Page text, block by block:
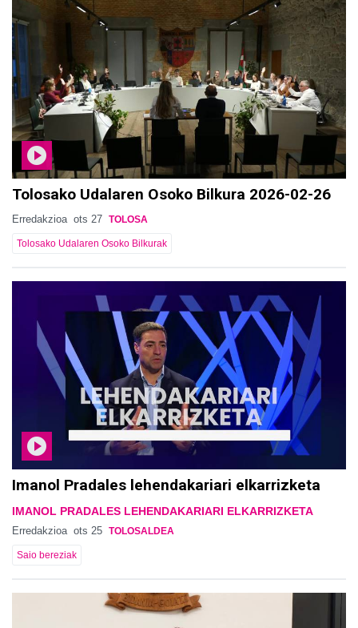
Tolosako Udalaren Osoko Bilkura 2026-02-26
Erredakzioa ots 27 TOLOSA
Tolosako Udalaren Osoko Bilkurak
Imanol Pradales lehendakariari elkarrizketa
IMANOL PRADALES LEHENDAKARIARI ELKARRIZKETA
Erredakzioa ots 25 TOLOSALDEA
Saio bereziak